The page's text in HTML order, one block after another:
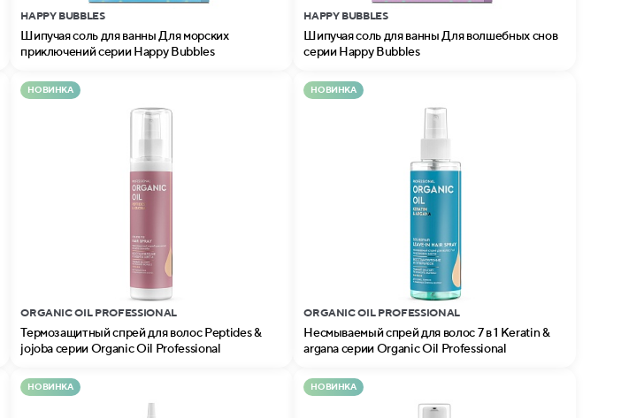
HAPPY BUBBLES
Шипучая соль для ванны Для морских
приключений серии Happy Bubbles
HAPPY BUBBLES
Шипучая соль для ванны Для волшебных снов
серии Happy Bubbles
НОВИНКА
ORGANIC OIL PROFESSIONAL
Термозащитный спрей для волоc Peptides &
jojoba серии Organic Oil Professional
НОВИНКА
ORGANIC OIL PROFESSIONAL
Несмываемый спрей для волос 7 в 1 Keratin &
argana серии Organic Oil Professional
НОВИНКА НОВИНКА